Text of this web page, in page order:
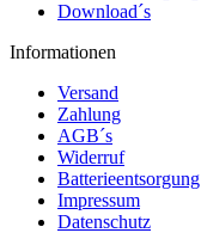
Download´s
Informationen
Versand
Zahlung
AGB´s
Widerruf
Batterieentsorgung
Impressum
Datenschutz